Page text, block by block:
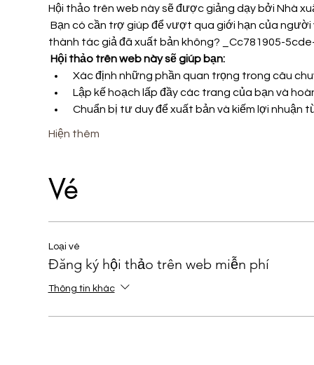
Hội thảo trên web này sẽ được giảng dạy bởi Nhà
thành tác giả đã xuất bản không? _Cc781905-
Hội thảo trên web này sẽ giúp bạn:
Xác định những phần quan trọng trong câu
Lập kế hoạch lấp đầy các trang của bạn và
Chuẩn bị tư duy để xuất bản và kiếm lợi nhuận
Hiện thêm
Vé
Loại vé
Đăng ký hội thảo trên web miễn phí
Thông tin khác